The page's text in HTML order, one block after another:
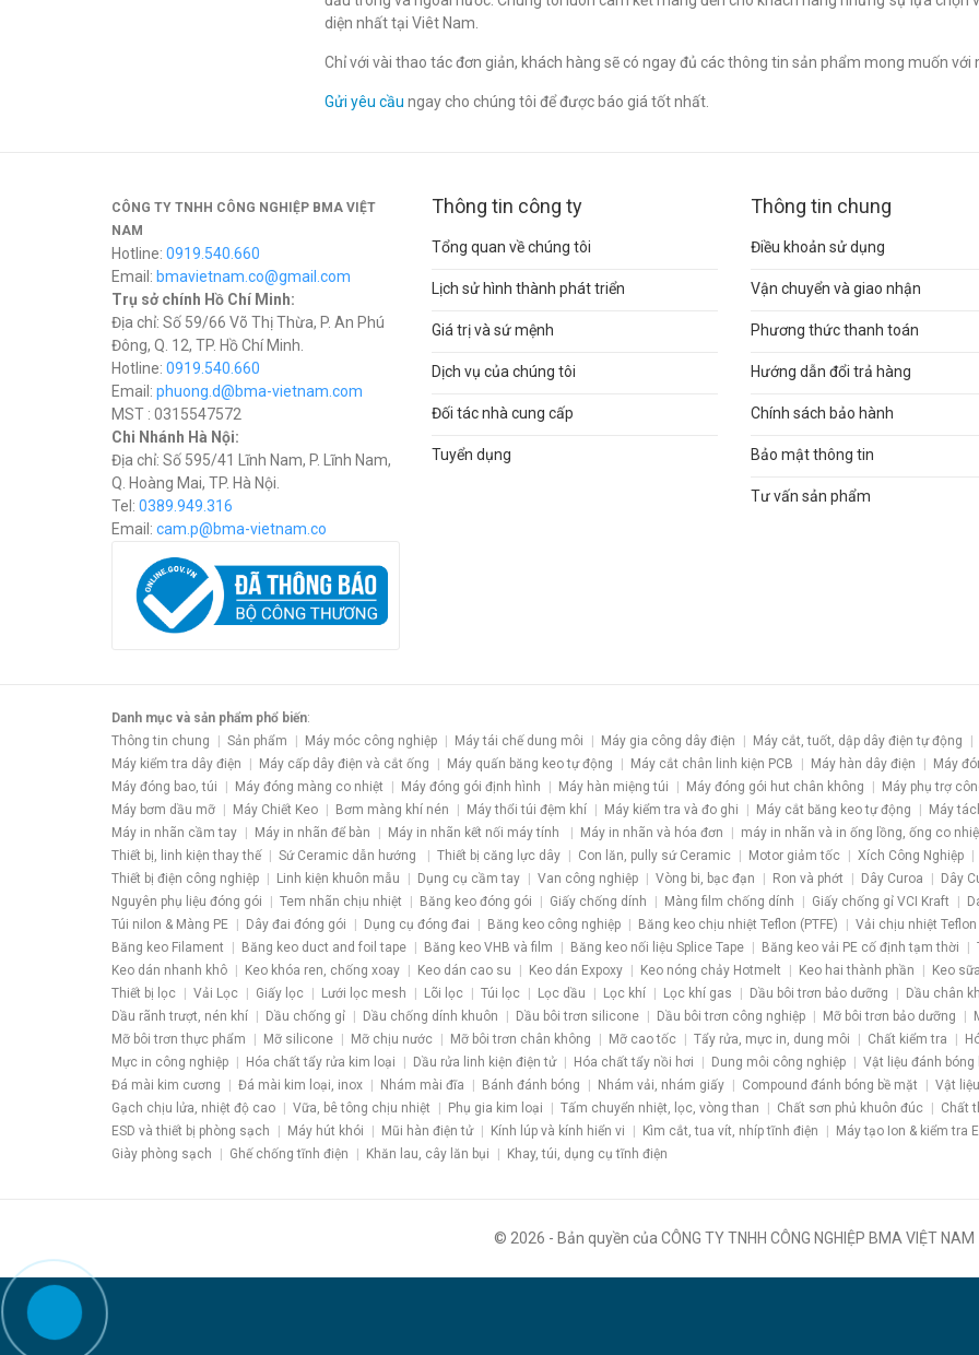
diện nhất tại Viêt Nam.
Chỉ với vài thao tác đơn giản, khách hàng sẽ có ngay đủ các thông tin sản phẩm mong muốn với
Gửi yêu cầu ngay cho chúng tôi để được báo giá tốt nhất.
CÔNG TY TNHH CÔNG NGHIỆP BMA VIỆT
NAM
Hotline: 0919.540.660
Email: bmavietnam.co@gmail.com
Trụ sở chính Hồ Chí Minh:
Địa chỉ: Số 59/66 Võ Thị Thừa, P. An Phú
Đông, Q. 12, TP. Hồ Chí Minh.
Hotline: 0919.540.660
Email: phuong.d@bma-vietnam.com
MST : 0315547572
Chi Nhánh Hà Nội:
Địa chỉ: Số 595/41 Lĩnh Nam, P. Lĩnh Nam,
Q. Hoàng Mai, TP. Hà Nội.
Tel: 0389.949.316
Email: cam.p@bma-vietnam.co
Thông tin công ty
Tổng quan về chúng tôi
Lịch sử hình thành phát triển
Giá trị và sứ mệnh
Dịch vụ của chúng tôi
Đối tác nhà cung cấp
Tuyển dụng
Thông tin chung
Điều khoản sử dụng
Vận chuyển và giao nhận
Phương thức thanh toán
Hướng dẫn đổi trả hàng
Chính sách bảo hành
Bảo mật thông tin
Tư vấn sản phẩm
Danh mục và sản phẩm phổ biến:
Thông tin chung
Sản phẩm Máy móc công nghiệp Máy tái chế dung môi Máy gia công dây điện Máy cắt, tuốt, dập dây điện tự động
Máy kiểm tra dây điện
Máy cấp dây điện và cắt ống Máy quấn băng keo tự động Máy cắt chân linh kiện PCB Máy hàn dây điện Máy
Máy đóng bao, túi
Máy đóng màng co nhiệt Máy đóng gói định hình Máy hàn miệng túi Máy đóng gói hut chân không Máy phụ trợ
Máy bơm dầu mỡ
Máy Chiết Keo Bơm màng khí nén Máy thổi túi đệm khí Máy kiểm tra và đo ghi Máy cắt băng keo tự động Máy
Máy in nhãn cầm tay
Máy in nhãn để bàn Máy in nhãn kết nối máy tính Máy in nhãn và hóa đơn máy in nhãn và in ống lồng, ống co
Thiết bị, linh kiện thay thế
Sứ Ceramic dẫn hướng Thiết bị căng lực dây Con lăn, pully sứ Ceramic Motor giảm tốc Xích Công Nghiệp
Thiết bị điện công nghiệp
Linh kiện khuôn mẫu Dụng cụ cầm tay Van công nghiệp Vòng bi, bạc đạn Ron và phớt Dây Curoa Dây
Nguyên phụ liệu đóng gói
Tem nhãn chịu nhiệt Băng keo đóng gói Giấy chống dính Màng film chống dính Giấy chống gỉ VCI Kraft
Túi nilon & Màng PE
Dây đai đóng gói Dụng cụ đóng đai Băng keo công nghiệp Băng keo chịu nhiệt Teflon (PTFE) Vải chịu nhiệt Teflon
Băng keo Filament
Băng keo duct and foil tape Băng keo VHB và film Băng keo nối liệu Splice Tape Băng keo vải PE cố định tạm thời
Keo dán nhanh khô
Keo khóa ren, chống xoay Keo dán cao su Keo dán Expoxy Keo nóng chảy Hotmelt Keo hai thành phần Keo
Thiết bị lọc
Vải Lọc Giấy lọc Lưới lọc mesh Lõi lọc Túi lọc Lọc dầu Lọc khí Lọc khí gas Dầu bôi trơn bảo dưỡng Dầu chân
Dầu rãnh trượt, nén khí
Dầu chống gỉ Dầu chống dính khuôn Dầu bôi trơn silicone Dầu bôi trơn công nghiệp Mỡ bôi trơn bảo dưỡng
Mỡ bôi trơn thực phẩm
Mỡ silicone Mỡ chịu nước Mỡ bôi trơn chân không Mỡ cao tốc Tẩy rửa, mực in, dung môi Chất kiểm tra
Mực in công nghiệp
Hóa chất tẩy rửa kim loại Dầu rửa linh kiện điện tử Hóa chất tẩy nồi hơi Dung môi công nghiệp Vật liệu đánh bóng
Đá mài kim cương
Đá mài kim loại, inox Nhám mài đĩa Bánh đánh bóng Nhám vải, nhám giấy Compound đánh bóng bề mặt Vật
Gạch chịu lửa, nhiệt độ cao
Vữa, bê tông chịu nhiệt Phụ gia kim loại Tấm chuyển nhiệt, lọc, vòng than Chất sơn phủ khuôn đúc Chất
ESD và thiết bị phòng sạch
Máy hút khói Mũi hàn điện tử Kính lúp và kính hiển vi Kìm cắt, tua vít, nhíp tĩnh điện Máy tạo Ion & kiểm tra
Giày phòng sạch
Ghế chống tĩnh điện Khăn lau, cây lăn bụi Khay, túi, dụng cụ tĩnh điện
© 2026 - Bản quyền của CÔNG TY TNHH CÔNG NGHIỆP BMA VIỆT NAM